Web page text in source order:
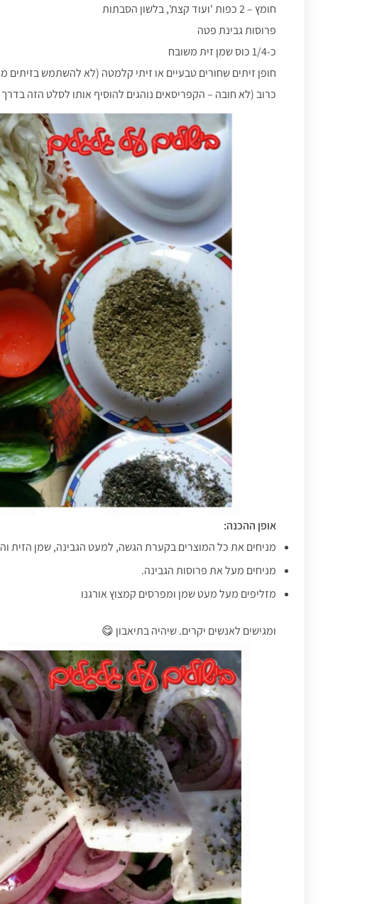
חומץ – 2 כפות 'ועוד קצת', בלשון הסבתות
פרוסות גבינת פטה
כ-1/4 כוס שמן זית משובח
חופן זיתים שחורים טבעיים או זיתי קלמטה (לא להשתמש בזיתים
כרוב (לא חובה – הקפריסאים נוהגים להוסיף אותו לסלט הזה
אופן ההכנה:
מניחים את כל המוצרים בקערת הגשה, למעט הגבינה, שמן הזית
מניחים מעל את פרוסות הגבינה.
מזליפים מעל מעט שמן ומפרסים קמצוץ אורגנו
ומגישים לאנשים יקרים. שיהיה בתיאבון 😋